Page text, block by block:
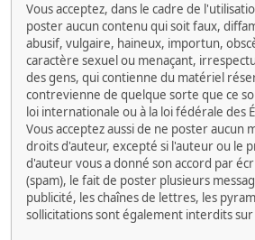
Vous acceptez, dans le cadre de
poster aucun contenu qui soit faux,
abusif, vulgaire, haineux, importun,
caractère sexuel ou menaçant,
des gens, qui contienne du matériel
contrevienne de quelque sorte que ce
loi internationale ou à la loi fédérale des
Vous acceptez aussi de ne poster aucun
droits d'auteur, excepté si l'auteur ou le
d'auteur vous a donné son accord par
(spam), le fait de poster plusieurs
publicité, les chaînes de lettres, les
sollicitations sont également interdits